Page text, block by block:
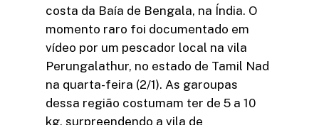
costa da Baía de Bengala, na Índia. O
momento raro foi documentado em
vídeo por um pescador local na vila
Perungalathur, no estado de Tamil Nad
na quarta-feira (2/1). As garoupas
dessa região costumam ter de 5 a 10
kg, surpreendendo a vila de